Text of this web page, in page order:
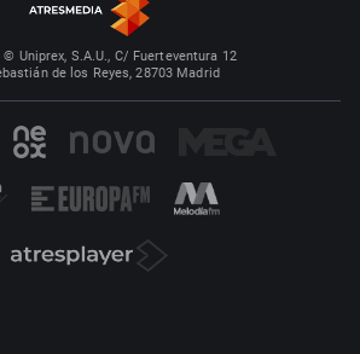
© Uniprex, S.A.U., C/ Fuerteventura 12
de los Reyes, 28703 Madrid